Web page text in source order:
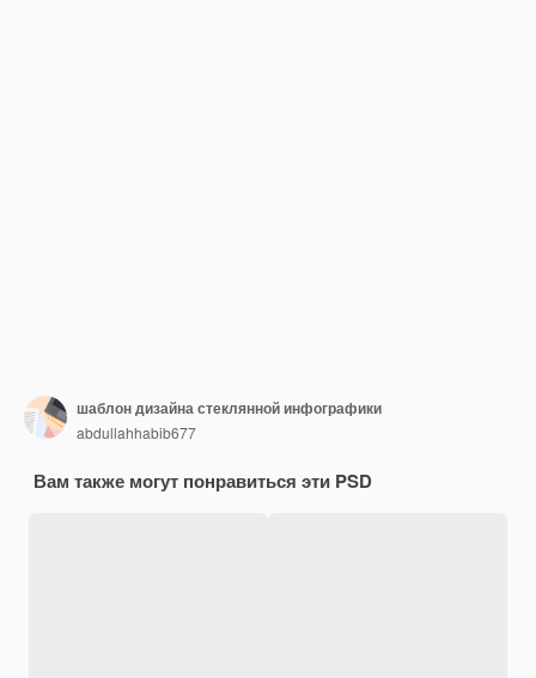
шаблон дизайна стеклянной инфографики
abdullahhabib677
Вам также могут понравиться эти PSD